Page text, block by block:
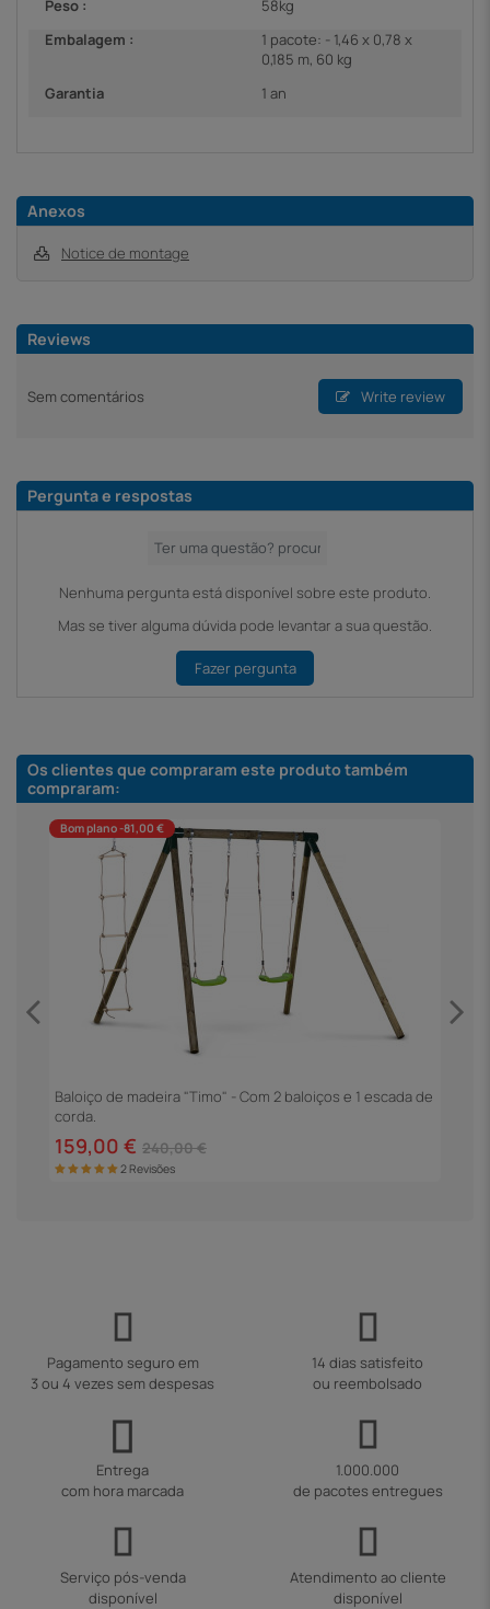
Peso :
58kg
Embalagem :
1 pacote: - 1,46 x 0,78 x
0,185 m, 60 kg
Garantia
1 an
Anexos
Notice de montage
Reviews
Sem comentários Write review
Pergunta e respostas
Nenhuma pergunta está disponível sobre este produto.
Mas se tiver alguma dúvida pode levantar a sua questão.
Fazer pergunta
Os clientes que compraram este produto também
compraram:
Bom plano -81,00 €
Baloiço de madeira "Timo" - Com 2 baloiços e 1 escada de
corda.
159,00 € 240,00 €
2 Revisões
Pagamento seguro em
3 ou 4 vezes sem despesas
14 dias satisfeito
ou reembolsado
Entrega
com hora marcada
1.000.000
de pacotes entregues
Serviço pós-venda
disponível
Atendimento ao cliente
disponível